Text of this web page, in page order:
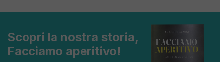
Scopri la nostra storia,
Facciamo aperitivo!